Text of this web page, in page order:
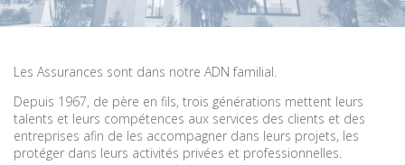
Les Assurances sont dans notre ADN familial.
Depuis 1967, de père en fils, trois générations mettent leurs
talents et leurs compétences aux services des clients et des
entreprises afin de les accompagner dans leurs projets, les
protéger dans leurs activités privées et professionnelles.